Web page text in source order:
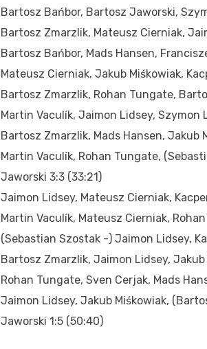
Bartosz Bańbor, Bartosz Jaworski,
Bartosz Zmarzlik, Mateusz Cierniak,
Bartosz Bańbor, Mads Hansen,
Mateusz Cierniak, Jakub Miśkowiak,
Bartosz Zmarzlik, Rohan Tungate,
Martin Vaculík, Jaimon Lidsey, Szymon
Bartosz Zmarzlik, Mads Hansen, Jakub
Martin Vaculík, Rohan Tungate,
Jaworski 3:3 (33:21)
Jaimon Lidsey, Mateusz Cierniak,
Martin Vaculík, Mateusz Cierniak,
(Sebastian Szostak -) Jaimon Lidsey,
Bartosz Zmarzlik, Jaimon Lidsey,
Rohan Tungate, Sven Cerjak, Mads
Jaimon Lidsey, Jakub Miśkowiak,
Jaworski 1:5 (50:40)